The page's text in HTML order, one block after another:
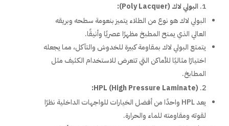
البولي لاك (Poly Lacquer):
البولي لاك هو نوع من الطلاء يتميز بنعومة سطحه وبريقه
العالي الذي يمنح المطبخ مظهرًا عصريًا وأنيقًا.
يتمتع البولي لاك بمقاومة كبيرة للخدوش والتآكل، مما يجعله
اختيارًا مثاليًا للأماكن التي تتعرض للاستخدام الكثيف مثل
المطابخ.
HPL (High Pressure Laminate):
يعد HPL واحدًا من أفضل الخيارات للواجهات الداخلية نظرًا
لقوته ومقاومته للماء والحرارة.